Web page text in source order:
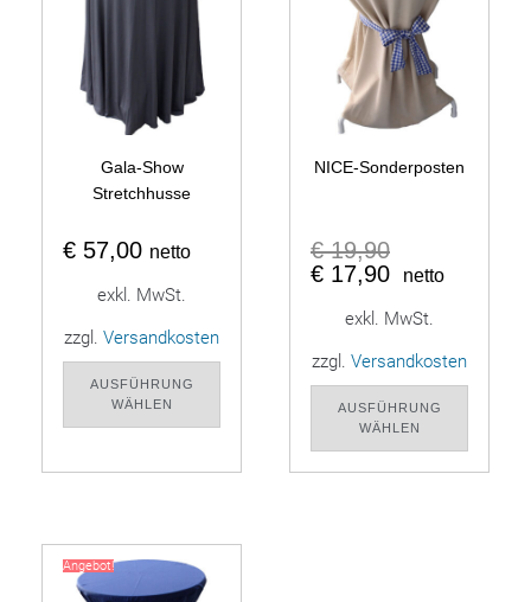
Gala-Show
Stretchhusse
€ 57,00 netto
exkl. MwSt.
zzgl. Versandkosten
AUSFÜHRUNG
WÄHLEN
NICE-Sonderposten
€19,90
€ 17,90 netto
exkl. MwSt.
zzgl. Versandkosten
AUSFÜHRUNG
WÄHLEN
Angebot!